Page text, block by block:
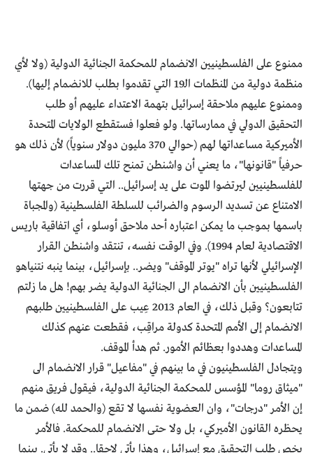
ممنوع على الفلسطينيين الانضمام للمحكمة الجنائية الدولية (ولا لأي
منظمة دولية من المنظمات الـ19 التي تقدموا بطلب للانضمام إليها).
وممنوع عليهم ملاحقة إسرائيل بتهمة الاعتداء عليهم أو طلب
التحقيق الدولي في ممارساتها. ولو فعلوا فستقطع الولايات المتحدة
الأميركية مساعداتها لهم (حوالي 370 مليون دولار سنوياً) لأن ذلك هو
حرفياً "قانونها"، ما يعني أن واشنطن تمنح تلك المساعدات
للفلسطينيين ليرتضوا الموت على يد إسرائيل.. التي قررت من جهتها
الامتناع عن تسديد الرسوم والضرائب للسلطة الفلسطينية (والمجباة
باسمها بموجب ما يمكن اعتباره أحد ملاحق أوسلو، أي اتفاقية باريس
الاقتصادية لعام 1994). وفي الوقت نفسه، تنتقد واشنطن القرار
الإسرائيلي لأنها تراه "يوتر الموقف" ويضر.. بإسرائيل، بينما ينبه نتنياهو
الفلسطينيين بأن الانضمام الى الجنائية الدولية يضر بهم! هل ما زلتم
تتابعون؟ وقبل ذلك، في العام 2013 عِيب على الفلسطينيين طلبهم
الانضمام إلى الأمم المتحدة كدولة مراقِب، فقطعت عنهم كذلك
المساعدات وهددوا بعظائم الأمور. ثم هدأ الموقف.
ويتجادل الفلسطينيون في ما بينهم في "مفاعيل" قرار الانضمام الى
"ميثاق روما" المؤسس للمحكمة الجنائية الدولية، فيقول فريق منهم
إن الأمر "درجات"، وان العضوية نفسها لا تقع (والحمد لله) ضمن ما
يحظره القانون الأميركي، بل ولا حتى الانضمام للمحكمة. فالأمر
يخص طلب التحقيق مع إسرائيل، وهذا يأتي لاحقا.. وقد لا يأتي. بينما